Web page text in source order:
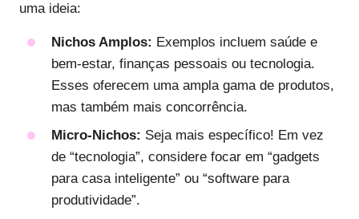
uma ideia:
Nichos Amplos: Exemplos incluem saúde e
bem-estar, finanças pessoais ou tecnologia.
Esses oferecem uma ampla gama de produtos,
mas também mais concorrência.
Micro-Nichos: Seja mais específico! Em vez
de “tecnologia”, considere focar em “gadgets
para casa inteligente” ou “software para
produtividade”.